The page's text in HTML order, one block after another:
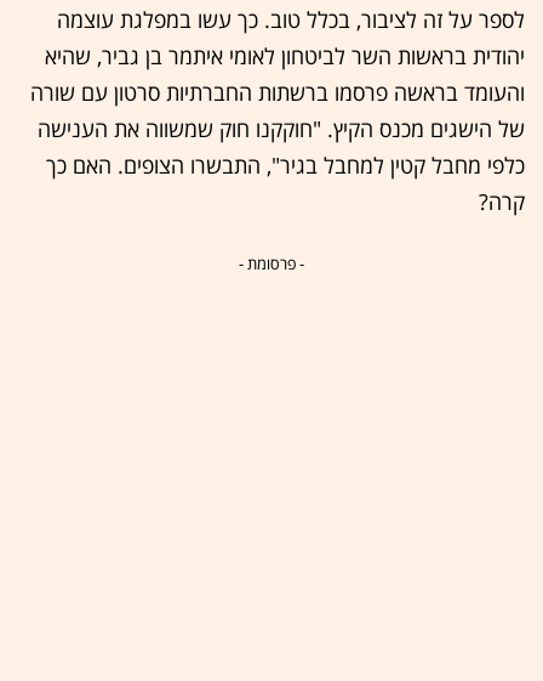
לספר על זה לציבור, בכלל טוב. כך עשו במפלגת עוצמה
יהודית בראשות השר לביטחון לאומי איתמר בן גביר, שהיא
והעומד בראשה פרסמו ברשתות החברתיות סרטון עם שורה
של הישגים מכנס הקיץ. "חוקקנו חוק שמשווה את הענישה
כלפי מחבל קטין למחבל בגיר", התבשרו הצופים. האם כך
קרה?
- פרסומת -